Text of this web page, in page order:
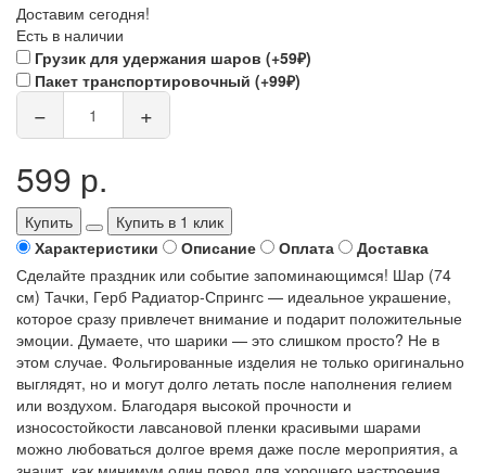
Доставим сегодня!
Есть в наличии
Грузик для удержания шаров (+59₽)
Пакет транспортировочный (+99₽)
− +
599 р.
Купить
Купить в 1 клик
Характеристики
Описание Оплата
Доставка
Сделайте праздник или событие запоминающимся! Шар (74
см) Тачки, Герб Радиатор-Спрингс — идеальное украшение,
которое сразу привлечет внимание и подарит положительные
эмоции. Думаете, что шарики — это слишком просто? Не в
этом случае. Фольгированные изделия не только оригинально
выглядят, но и могут долго летать после наполнения гелием
или воздухом. Благодаря высокой прочности и
износостойкости лавсановой пленки красивыми шарами
можно любоваться долгое время даже после мероприятия, а